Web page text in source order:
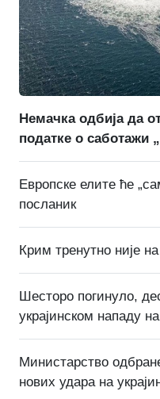
Немачка одбија да
податке о саботажи
Европске елите ће
посланик
Крим тренутно није
Шесторо погинуло,
украјинском нападу
Министарство
нових удара на